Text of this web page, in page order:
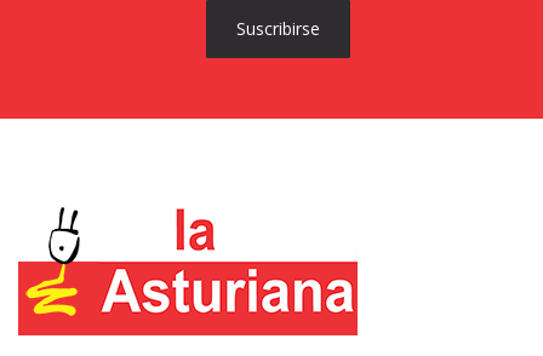
Suscribirse